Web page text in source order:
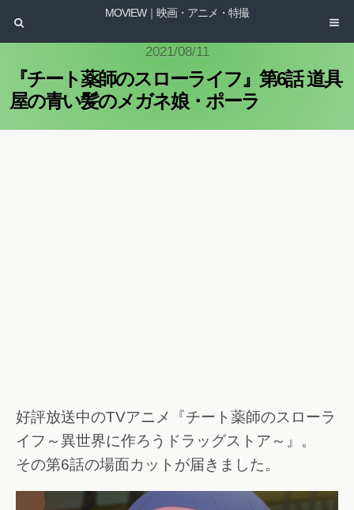
MOVIEW｜映画・アニメ・特撮
2021/08/11
『チート薬師のスローライフ』第6話 道具
屋の青い髪のメガネ娘・ポーラ
好評放送中のTVアニメ『チート薬師のスローラ
イフ～異世界に作ろうドラッグストア～』。
その第6話の場面カットが届きました。